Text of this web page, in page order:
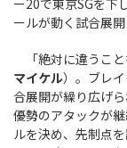
ー20で東京SGを下
ールが動く試合展
「絶対に違うこ
マイケル）。ブレ
合展開が繰り広げ
優勢のアタックが
ルを決め、先制点